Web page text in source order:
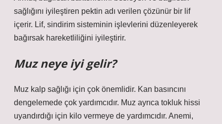
sağlığını iyileştiren pektin adı verilen çözünür bir lif
içerir. Lif, sindirim sisteminin işlevlerini düzenleyerek
bağırsak hareketliliğini iyileştirir.
Muz neye iyi gelir?
Muz kalp sağlığı için çok önemlidir. Kan basıncını
dengelemede çok yardımcıdır. Muz ayrıca tokluk hissi
uyandırdığı için kilo vermeye de yardımcıdır. Anemi,